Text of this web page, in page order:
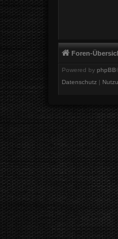
Foren-
Powered by phpBB
Datenschutz |